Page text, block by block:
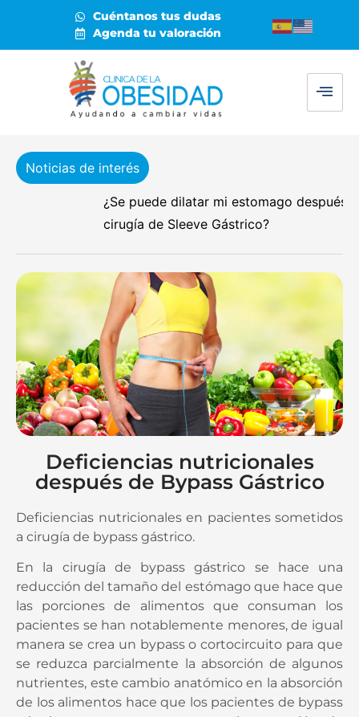
Cuéntanos tus dudas
Agenda tu valoración
Noticias de interés
¿Se puede dilatar mi estomago después de la
cirugía de Sleeve Gástrico?
Deficiencias nutricionales
después de Bypass Gástrico
Deficiencias nutricionales en pacientes sometidos
a cirugía de bypass gástrico.
En la cirugía de bypass gástrico se hace una
reducción del tamaño del estómago que hace que
las porciones de alimentos que consuman los
pacientes se han notablemente menores, de igual
manera se crea un bypass o cortocircuito para que
se reduzca parcialmente la absorción de algunos
nutrientes, este cambio anatómico en la absorción
de los alimentos hace que los pacientes de bypass